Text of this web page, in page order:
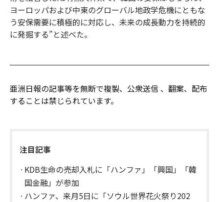
ヨーロッパおよび中東のグローバル地政学危機にともな
う安保需要に積極的に対応し、未来の成長動力を持続的
に発掘する”と述べた。
亜洲日報の記事等を無断で複製、公衆送信 、翻案、配布
することは禁じられています。
注目記事
KDB生命の売却入札に「ハンファ」「興国」「韓
国金融」が参加
ハンファ、来月5日に「ソウル世界花火祭り202